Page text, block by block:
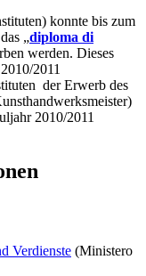
konnte bis zum
„diploma di
werden. Dieses
2011
der Erwerb des
2010/2011
Verdienste (Ministero